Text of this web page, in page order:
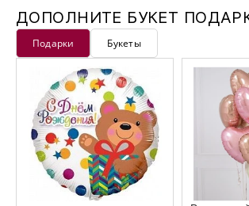
ДОПОЛНИТЕ БУКЕТ
Подарки Букеты